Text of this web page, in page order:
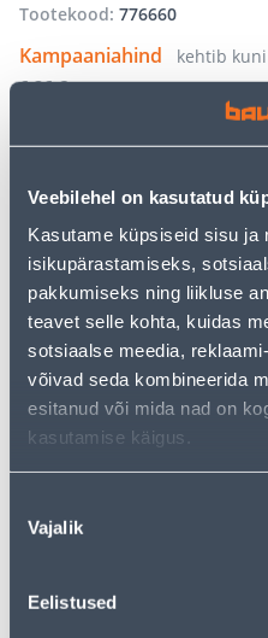
Veebilehel on kasutatud
Kasutame küpsiseid sisu ja
isikupärastamiseks,
pakkumiseks ning liikluse
teavet selle kohta, kuidas
sotsiaalse meedia,
võivad seda kombineerida
esitanud või mida nad on
kasutamise käigus.
valik
Vajalik
Eelistused
Tootekood: 776660
Kampaaniahind kehtib kuni
6.26 €
− +
Vaata saadavust
• 14-päevane
Eeldatav kojuvedu 4,19 €